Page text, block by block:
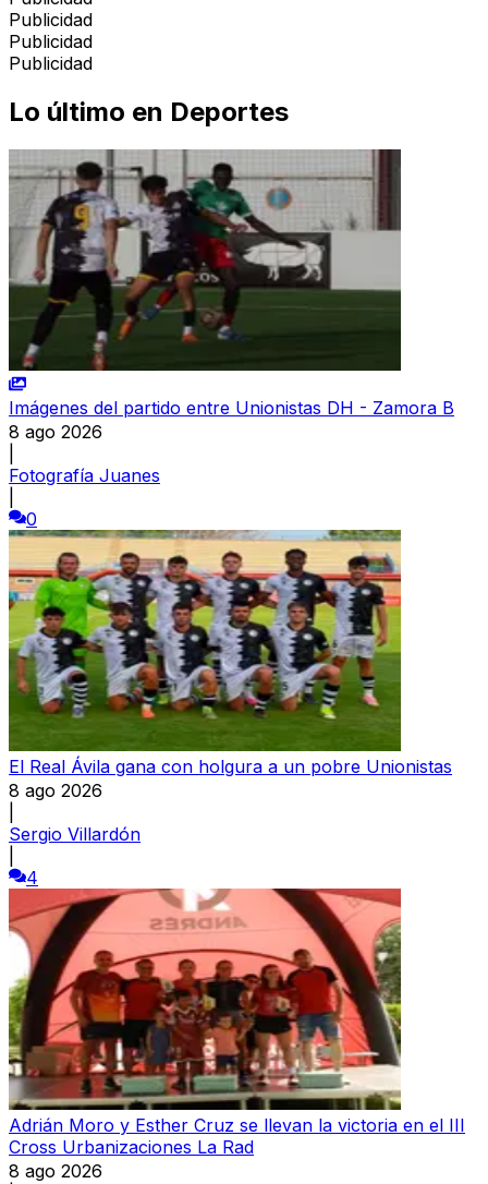
Publicidad
Publicidad
Publicidad
Lo último en Deportes
Imágenes del partido entre Unionistas DH - Zamora B
8 ago 2026
Fotografía Juanes
0
El Real Ávila gana con holgura a un pobre Unionistas
8 ago 2026
Sergio Villardón
4
Adrián Moro y Esther Cruz se llevan la victoria en el III
Cross Urbanizaciones La Rad
8 ago 2026